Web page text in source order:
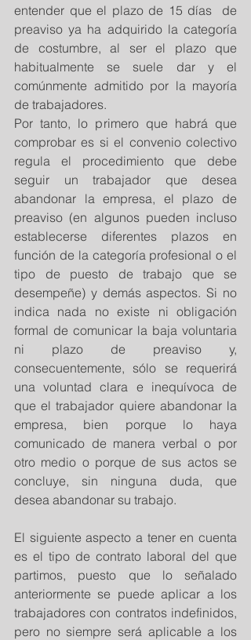
entender que el plazo de 15 días  de
preaviso ya ha adquirido la categoría
de costumbre, al ser el plazo que
habitualmente se suele dar y el
comúnmente admitido por la mayoría
de trabajadores.
Por tanto, lo primero que habrá que
comprobar es si el convenio colectivo
regula el procedimiento que debe
seguir un trabajador que desea
abandonar la empresa, el plazo de
preaviso (en algunos pueden incluso
establecerse diferentes plazos en
función de la categoría profesional o el
tipo de puesto de trabajo que se
desempeñe) y demás aspectos. Si no
indica nada no existe ni obligación
formal de comunicar la baja voluntaria
ni plazo de preaviso y,
consecuentemente, sólo se requerirá
una voluntad clara e inequívoca de
que el trabajador quiere abandonar la
empresa, bien porque lo haya
comunicado de manera verbal o por
otro medio o porque de sus actos se
concluye, sin ninguna duda, que
desea abandonar su trabajo.
El siguiente aspecto a tener en cuenta
es el tipo de contrato laboral del que
partimos, puesto que lo señalado
anteriormente se puede aplicar a los
trabajadores con contratos indefinidos,
pero no siempre será aplicable a los